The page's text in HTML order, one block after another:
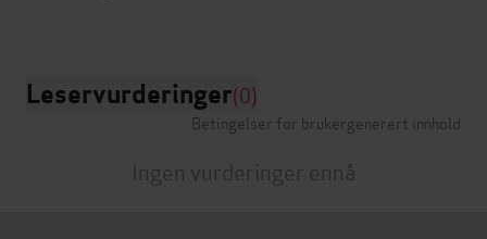
Leservurderinger(0)
Betingelser for brukergenerert innhold
Ingen vurderinger ennå